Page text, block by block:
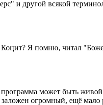
и другой всякой
Коцит? Я помню, читал
может быть
огромный, ещё мало